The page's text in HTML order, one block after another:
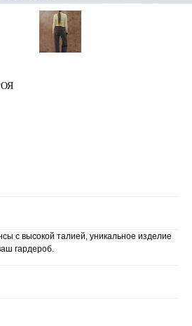
с высокой талией, уникальное изделие
гардероб.